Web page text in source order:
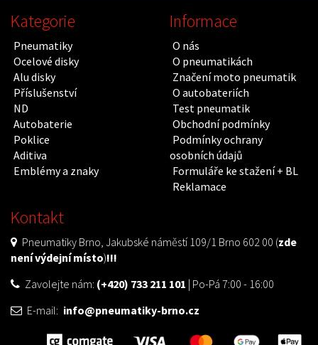
Kategorie
Pneumatiky
Ocelové disky
Alu disky
Příslušenství
ND
Autobaterie
Poklice
Aditiva
Emblémy a znaky
Informace
O nás
O pneumatikách
Značení moto pneumatik
O autobateriích
Test pneumatik
Obchodní podmínky
Podmínky ochrany
osobních údajů
Formuláře ke stažení + BL
Reklamace
Kontakt
Pneumatiky Brno, Jakubské náměstí 109/1 Brno 602 00 (zde
není výdejní místo)!!!
Zavolejte nám: (+420) 733 211 101 | Po-Pá 7:00 - 16:00
E-mail: info@pneumatiky-brno.cz